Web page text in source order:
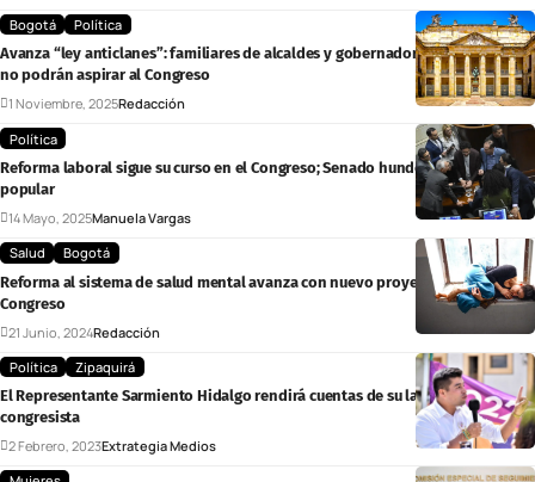
Bogotá
Política
Avanza “ley anticlanes”: familiares de alcaldes y gobernadores en ejercicio
no podrán aspirar al Congreso
1 Noviembre, 2025Redacción
Política
Reforma laboral sigue su curso en el Congreso; Senado hunde consulta
popular
14 Mayo, 2025Manuela Vargas
Salud
Bogotá
Reforma al sistema de salud mental avanza con nuevo proyecto de ley en el
Congreso
21 Junio, 2024Redacción
Política
Zipaquirá
El Representante Sarmiento Hidalgo rendirá cuentas de su labor como
congresista
2 Febrero, 2023Extrategia Medios